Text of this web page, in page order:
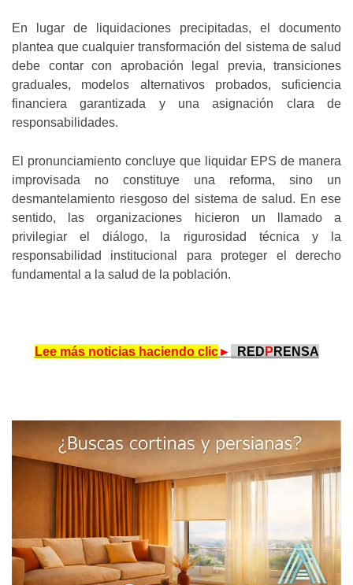
En lugar de liquidaciones precipitadas, el documento
plantea que cualquier transformación del sistema de salud
debe contar con aprobación legal previa, transiciones
graduales, modelos alternativos probados, suficiencia
financiera garantizada y una asignación clara de
responsabilidades.
El pronunciamiento concluye que liquidar EPS de manera
improvisada no constituye una reforma, sino un
desmantelamiento riesgoso del sistema de salud. En ese
sentido, las organizaciones hicieron un llamado a
privilegiar el diálogo, la rigurosidad técnica y la
responsabilidad institucional para proteger el derecho
fundamental a la salud de la población.
Lee más noticias haciendo clic► RED P RENSA